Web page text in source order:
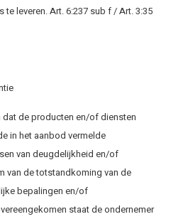
leveren. Art. 6:237 sub f / Art. 3:35
dat de producten en/of diensten
in het aanbod vermelde
van deugdelijkheid en/of
van de totstandkoming van de
bepalingen en/of
staat de ondernemer